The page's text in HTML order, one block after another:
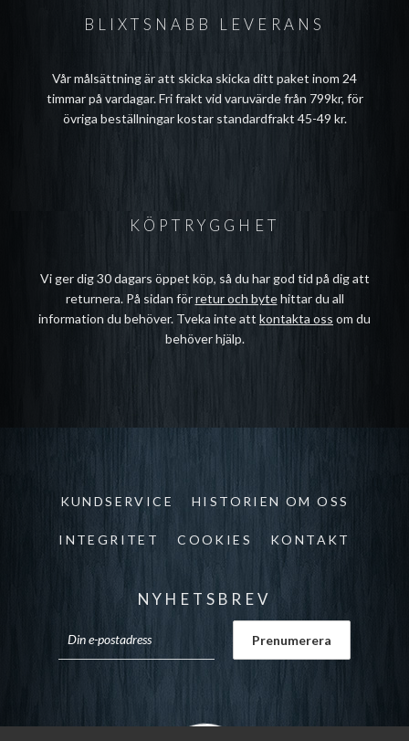
BLIXTSNABB LEVERANS
Vår målsättning är att skicka skicka ditt paket inom 24
timmar på vardagar. Fri frakt vid varuvärde från 799kr, för
övriga beställningar kostar standardfrakt 45-49 kr.
KÖPTRYGGHET
Vi ger dig 30 dagars öppet köp, så du har god tid på dig att
returnera. På sidan förretur och bytehittar du all
information du behöver. Tveka inte att kontakta oss om du
behöver hjälp.
KUNDSERVICE HISTORIEN OM OSS
INTEGRITET COOKIES KONTAKT
NYHETSBREV